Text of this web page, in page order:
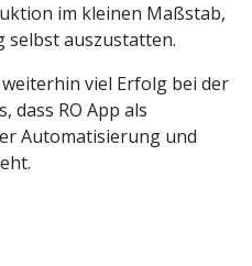
im kleinen Maßstab,
auszustatten.
viel Erfolg bei der
dass RO App als
Automatisierung und